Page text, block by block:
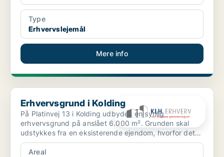
Type
Erhvervslejemål
Mere info
Erhvervsgrund i Kolding
Erhvervsgrund i Kolding
På Platinvej 13 i Kolding udbydes en synlig
erhvervsgrund på anslået 6.000 m². Grunden skal
udstykkes fra en eksisterende ejendom, hvorfor det
endelige grund...
Areal